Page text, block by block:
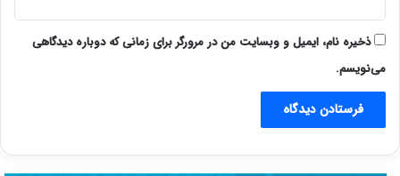
ذخیره نام، ایمیل و وبسایت من در مرورگر برای زمانی که دوباره دیدگاهی
می‌نویسم.